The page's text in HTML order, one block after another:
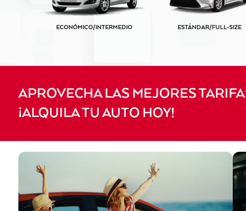
ECONÓMICO/INTERMEDIO ESTÁNDAR/FULL-SIZE
APROVECHA LAS MEJORES
¡ALQUILA TU AUTO HOY!